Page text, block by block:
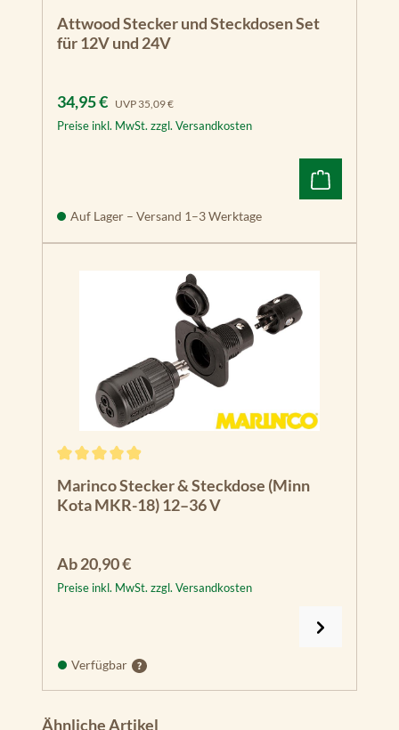
Attwood Stecker und Steckdosen Set
für 12V und 24V
Verkaufspreis:
34,95 € UVP 35,09 €
Preise inkl. MwSt. zzgl. Versandkosten
Auf Lager – Versand 1–3 Werktage
Durchschnittliche Bewertung von 4.93 von 5 Sternen
Marinco Stecker & Steckdose (Minn
Kota MKR-18) 12–36 V
Regulärer Preis:
Ab20,90 €
Preise inkl. MwSt. zzgl. Versandkosten
Verfügbar
Produktgalerie überspringen
Ähnliche Artikel